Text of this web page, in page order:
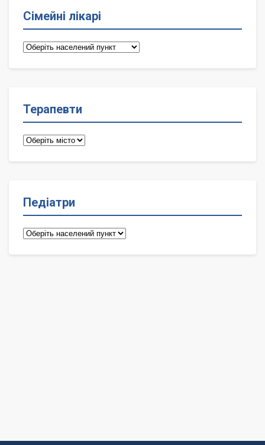
Сімейні лікарі
Сімейні
Терапевти
Терапевти
Педіатри
Педіатри